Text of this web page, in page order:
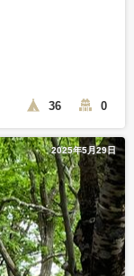
36 0
2025年5月29日